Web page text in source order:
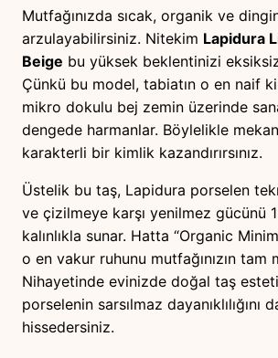
o
r
s
e
l
e
n
e
z
g
a
h
a
d
Mutfağınızda sıcak, organik ve
arzulayabilirsiniz. Nitekim Lapidura
Beige bu yüksek beklentinizi
Çünkü bu model, tabiatın o en naif
mikro dokulu bej zemin üzerinde
dengede harmanlar. Böylelikle
karakterli bir kimlik kazandırırsınız.
Üstelik bu taş, Lapidura porselen
ve çizilmeye karşı yenilmez gücünü
kalınlıkla sunar. Hatta “Organic
o en vakur ruhunu mutfağınızın tam
Nihayetinde evinizde doğal taş
porselenin sarsılmaz dayanıklılığını
hissedersiniz.